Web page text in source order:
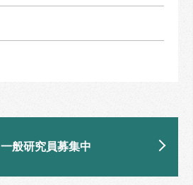
一般研究員募集中